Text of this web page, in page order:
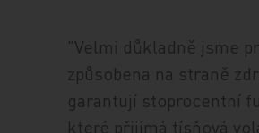
"Velmi důkladně jsme
způsobena na straně
garantují stoprocentní
které přijímá tísňová